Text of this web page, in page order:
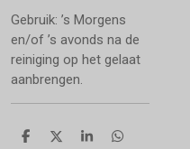
Gebruik: ’s Morgens
en/of ’s avonds na de
reiniging op het gelaat
aanbrengen.
D
D
S
D